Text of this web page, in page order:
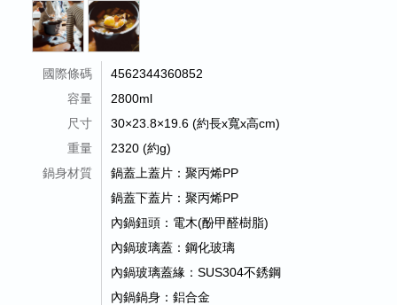
國際條碼
4562344360852
容量
2800ml
尺寸
30×23.8×19.6 (約長x寬x高cm)
重量
2320 (約g)
鍋身材質
鍋蓋上蓋片：聚丙烯PP
鍋蓋下蓋片：聚丙烯PP
內鍋鈕頭：電木(酚甲醛樹脂)
內鍋玻璃蓋：鋼化玻璃
內鍋玻璃蓋緣：SUS304不銹鋼
內鍋鍋身：鋁合金